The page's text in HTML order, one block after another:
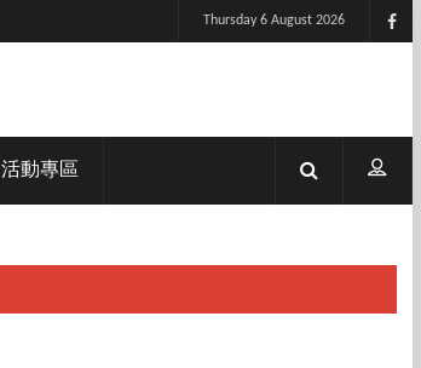
Thursday 6 August 2026
活動專區